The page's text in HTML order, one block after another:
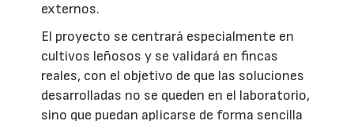
externos.
El proyecto se centrará especialmente en
cultivos leñosos y se validará en fincas
reales, con el objetivo de que las soluciones
desarrolladas no se queden en el laboratorio,
sino que puedan aplicarse de forma sencilla